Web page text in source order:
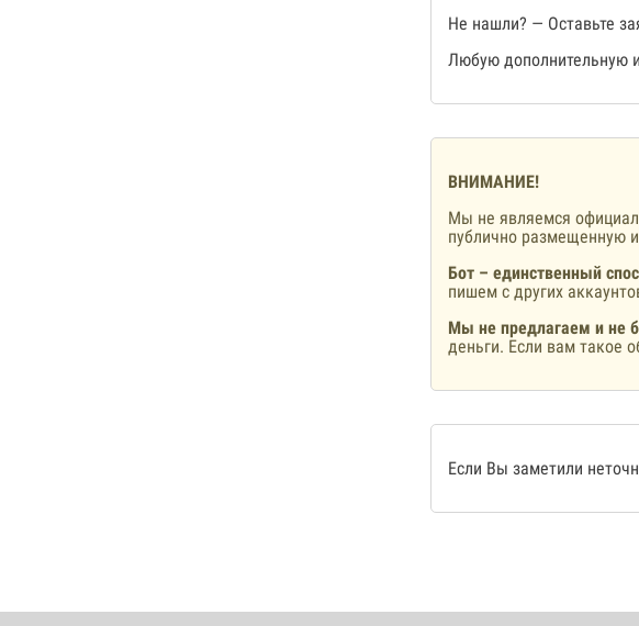
Не нашли? — Оставьте
Любую дополнительную
ВНИМАНИЕ!
Мы не являемся
публично размещенную
Бот – единственный
пишем с других
Мы не предлагаем и не
деньги. Если вам такое
Если Вы заметили